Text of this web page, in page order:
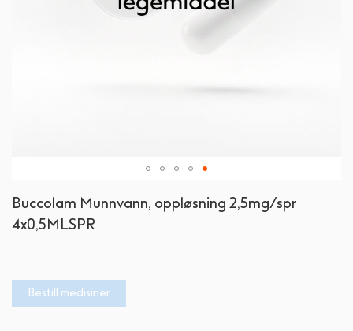
Buccolam Munnvann, oppløsning 2,5mg/spr
4x0,5MLSPR
Bestill medisiner
til
begynnelsen